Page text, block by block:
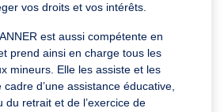
vos droits et vos intérêts.
est aussi compétente en
prend ainsi en charge tous les
mineurs. Elle les assiste et les
d’une assistance éducative,
du retrait et de l’exercice de